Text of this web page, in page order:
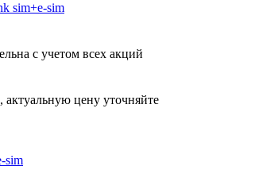
sim+e-sim
с учетом всех акций
актуальную цену уточняйте
sim